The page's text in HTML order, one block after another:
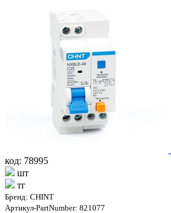
код: 78995
шт
тг
Бренд: CHINT
Артикул-PartNumber: 821077